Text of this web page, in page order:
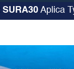
SURA30 Aplica